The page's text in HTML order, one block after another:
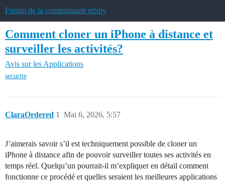
Forum de la communauté mSpy
Comment cloner un iPhone à distance et
surveiller les activités?
Avis sur les Applications
securite
ClaraOrdered Mai 6, 2026, 5:57
1
J’aimerais savoir s’il est techniquement possible de cloner un
iPhone à distance afin de pouvoir surveiller toutes ses activités en
temps réel. Quelqu’un pourrait-il m’expliquer en détail comment
fonctionne ce procédé et quelles seraient les meilleures applications